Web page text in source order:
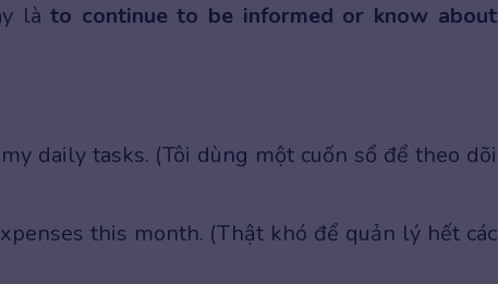
làto continue to be informed or know about
daily tasks. (Tôi dùng một cuốn sổ để theo dõi
this month. (Thật khó để quản lý hết các